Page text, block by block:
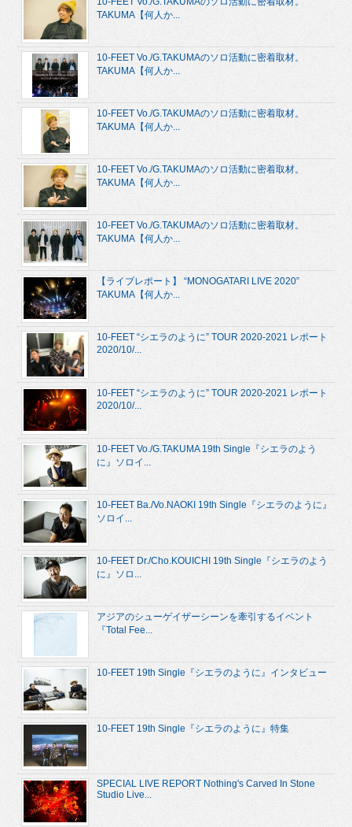
TAKUMA【何人か...
10-FEET Vo./G.TAKUMAのソロ活動に密着取材。
TAKUMA【何人か...
10-FEET Vo./G.TAKUMAのソロ活動に密着取材。
TAKUMA【何人か...
10-FEET Vo./G.TAKUMAのソロ活動に密着取材。
TAKUMA【何人か...
10-FEET Vo./G.TAKUMAのソロ活動に密着取材。
TAKUMA【何人か...
【ライブレポート】 “MONOGATARI LIVE 2020”
TAKUMA【何人か...
10-FEET “シエラのように” TOUR 2020-2021 レポート
2020/10/...
10-FEET “シエラのように” TOUR 2020-2021 レポート
2020/10/...
10-FEET Vo./G.TAKUMA 19th Single『シエラのよう
に』ソロイ...
10-FEET Ba./Vo.NAOKI 19th Single『シエラのように』
ソロイ...
10-FEET Dr./Cho.KOUICHI 19th Single『シエラのよう
に』ソロ...
アジアのシューゲイザーシーンを牽引するイベント
『Total Fee...
10-FEET 19th Single『シエラのように』インタビュー
10-FEET 19th Single『シエラのように』特集
SPECIAL LIVE REPORT Nothing's Carved In Stone
Studio Live...